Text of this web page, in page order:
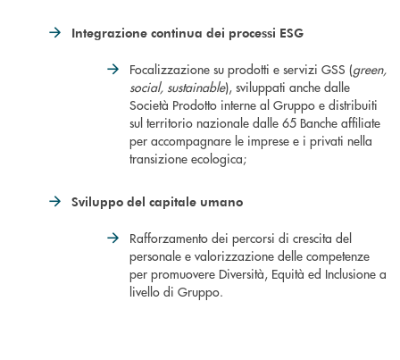
Integrazione continua dei processi ESG
Focalizzazione su prodotti e servizi GSS (green,
social, sustainable), sviluppati anche dalle
Società Prodotto interne al Gruppo e distribuiti
sul territorio nazionale dalle 65 Banche affiliate
per accompagnare le imprese e i privati nella
transizione ecologica;
Sviluppo del capitale umano
Rafforzamento dei percorsi di crescita del
personale e valorizzazione delle competenze
per promuovere Diversità, Equità ed Inclusione a
livello di Gruppo.